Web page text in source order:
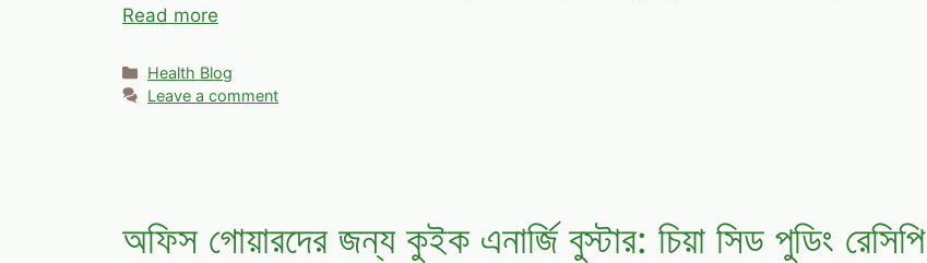
Read more
Categories
Health Blog
Leave a comment
অফিস গোয়ারদের জন্য কুইক এনার্জি বুস্টার: চিয়া সিড পুডিং রেসিপি